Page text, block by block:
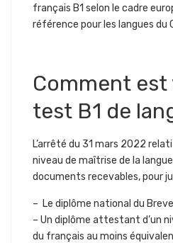
français B1 selon le cadre
référence pour les langues du
Comment est
test B1 de
L’arrêté du 31 mars 2022
niveau de maîtrise de la
documents recevables, pour
– Le diplôme national du
– Un diplôme attestant d’un
du français au moins